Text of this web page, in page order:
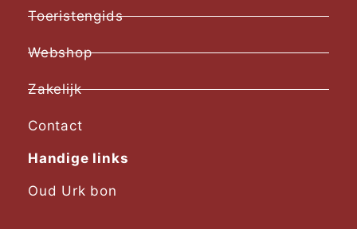
Toeristengids
Webshop
Zakelijk
Contact
Handige links
Oud Urk bon